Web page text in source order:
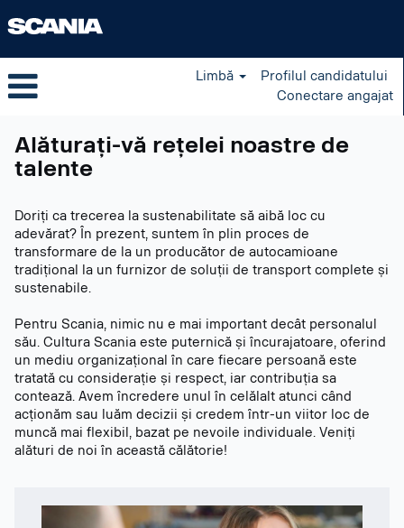
Limbă
Profilul candidatului
Conectare angajat
Alăturați-vă rețelei noastre de
talente
Doriți ca trecerea la sustenabilitate să aibă loc cu
adevărat? În prezent, suntem în plin proces de
transformare de la un producător de autocamioane
tradițional la un furnizor de soluții de transport complete și
sustenabile.
Pentru Scania, nimic nu e mai important decât personalul
său. Cultura Scania este puternică și încurajatoare, oferind
un mediu organizațional în care fiecare persoană este
tratată cu considerație și respect, iar contribuția sa
contează. Avem încredere unul în celălalt atunci când
acționăm sau luăm decizii și credem într-un viitor loc de
muncă mai flexibil, bazat pe nevoile individuale. Veniți
alături de noi în această călătorie!